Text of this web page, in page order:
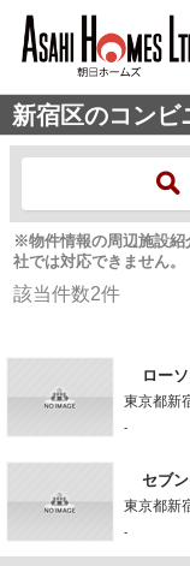
新宿区のコンビ
※物件情報の周辺施設紹
社では対応できません。
該当件数2件
ロー
東京都新
-
セブ
東京都新
-